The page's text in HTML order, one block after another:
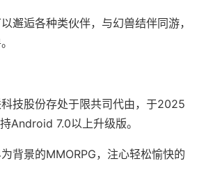
邂逅各种类伙伴，与幻兽结伴同游，
技股份存处于限共司代由，于2025
Android 7.0以上升级版。
背景的MMORPG，注心轻松愉快的